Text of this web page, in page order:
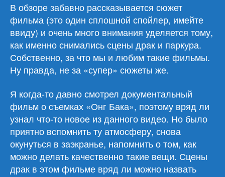
В обзоре забавно рассказывается сюжет
фильма (это один сплошной спойлер, имейте
ввиду) и очень много внимания уделяется тому,
как именно снимались сцены драк и паркура.
Собственно, за что мы и любим такие фильмы.
Ну правда, не за «супер» сюжеты же.
Я когда-то давно смотрел документальный
фильм о съемках «Онг Бака», поэтому вряд ли
узнал что-то новое из данного видео. Но было
приятно вспомнить ту атмосферу, снова
окунуться в заэкранье, напомнить о том, как
можно делать качественно такие вещи. Сцены
драк в этом фильме вряд ли можно назвать